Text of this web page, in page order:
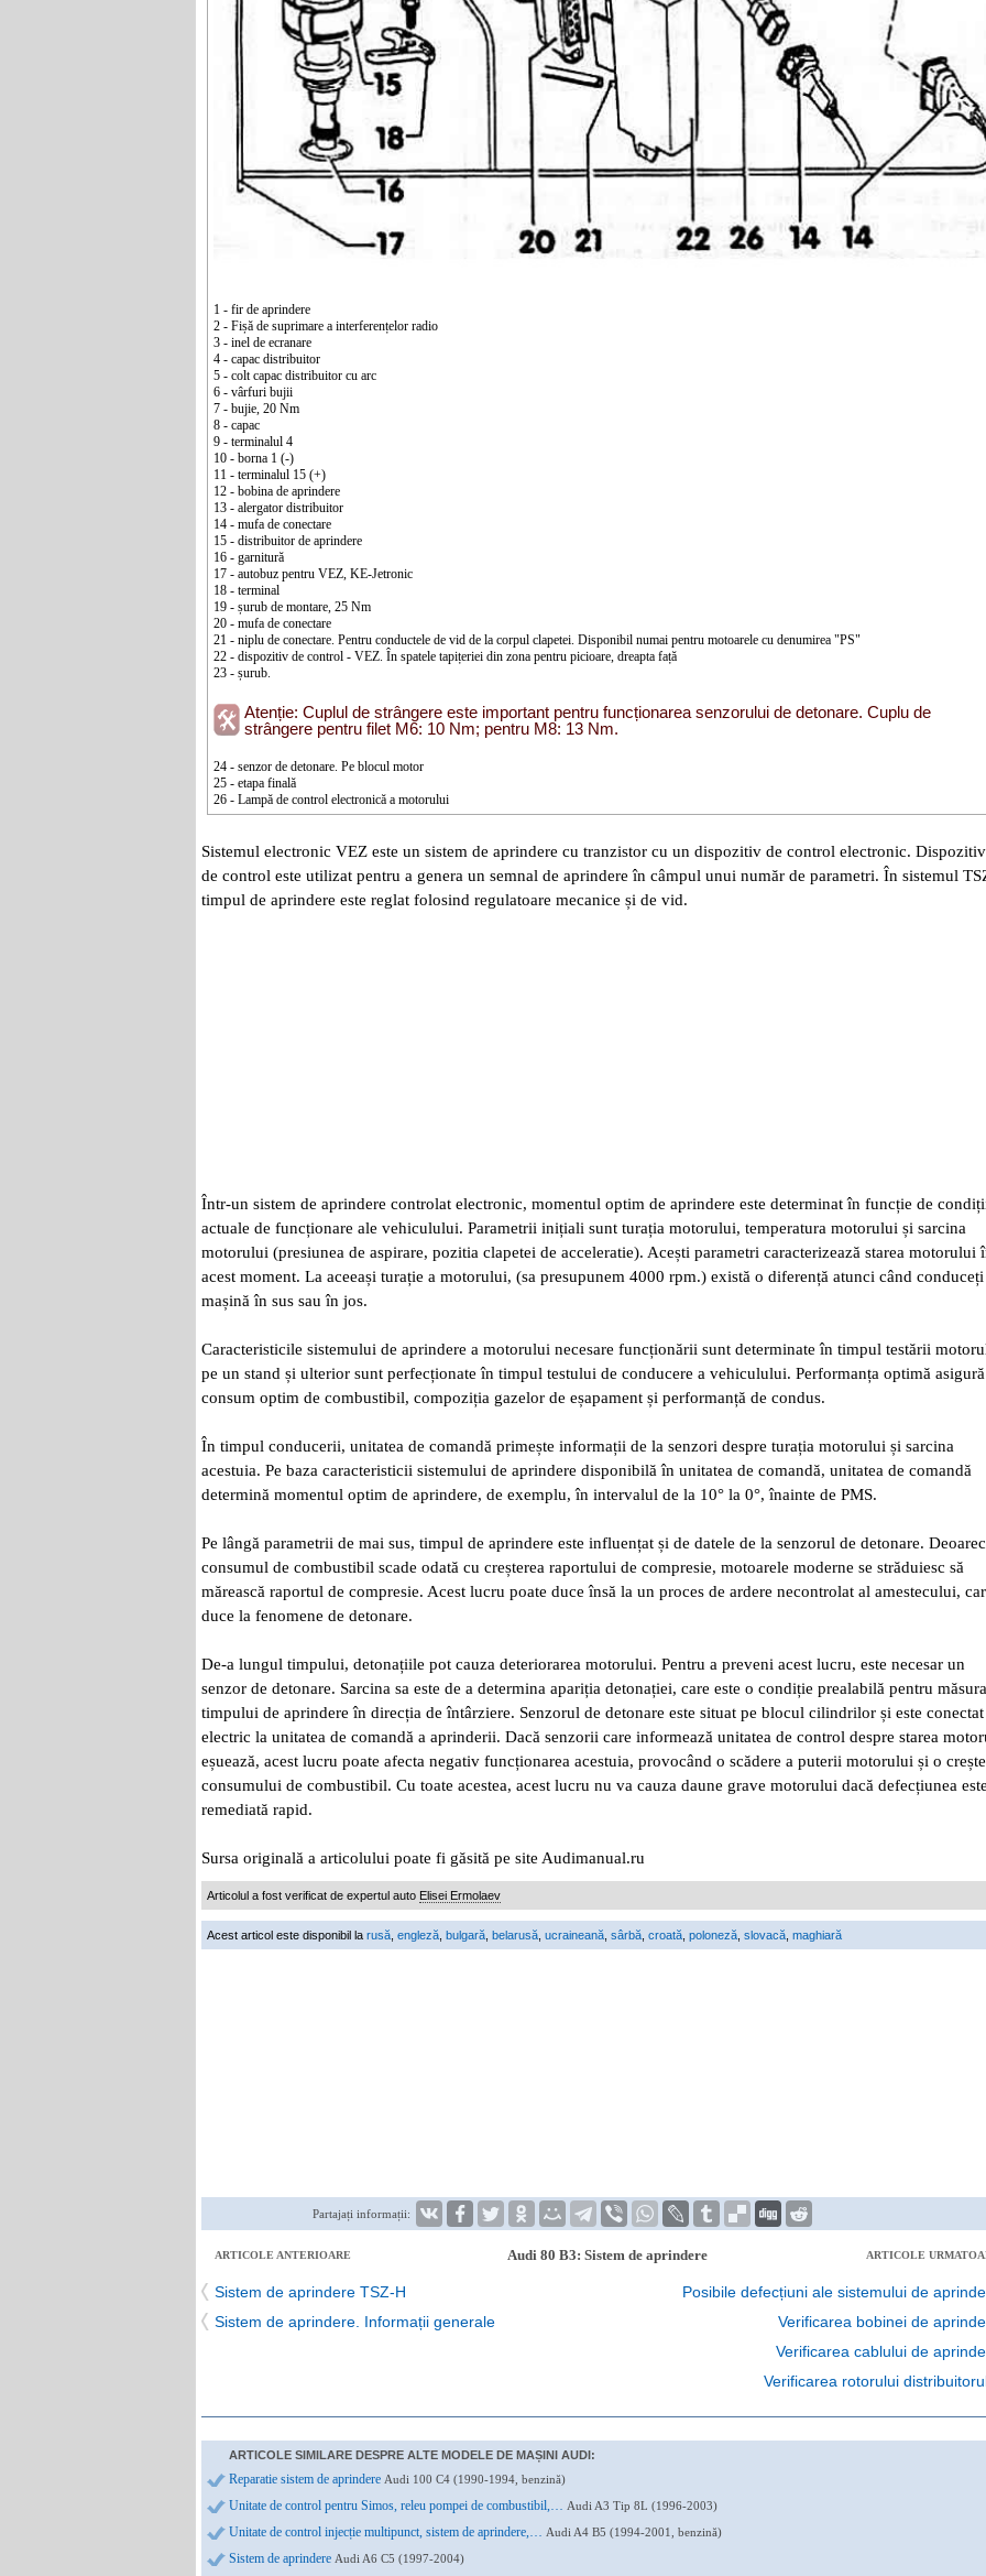
1 - fir de aprindere
2 - Fișă de suprimare a interferențelor radio
3 - inel de ecranare
4 - capac distribuitor
5 - colt capac distribuitor cu arc
6 - vârfuri bujii
7 - bujie, 20 Nm
8 - capac
9 - terminalul 4
10 - borna 1 (-)
11 - terminalul 15 (+)
12 - bobina de aprindere
13 - alergator distribuitor
14 - mufa de conectare
15 - distribuitor de aprindere
16 - garnitură
17 - autobuz pentru VEZ, KE-Jetronic
18 - terminal
19 - șurub de montare, 25 Nm
20 - mufa de conectare
21 - niplu de conectare. Pentru conductele de vid de la corpul clapetei. Disponibil numai pentru motoarele cu denumirea "PS"
22 - dispozitiv de control - VEZ. În spatele tapițeriei din zona pentru picioare, dreapta față
23 - șurub.
Atenție: Cuplul de strângere este important pentru funcționarea senzorului de detonare. Cuplu de
strângere pentru filet M6: 10 Nm; pentru M8: 13 Nm.
24 - senzor de detonare. Pe blocul motor
25 - etapa finală
26 - Lampă de control electronică a motorului
Sistemul electronic VEZ este un sistem de aprindere cu tranzistor cu un dispozitiv de control electronic.
de control este utilizat pentru a genera un semnal de aprindere în câmpul unui număr de parametri. În sistemul
timpul de aprindere este reglat folosind regulatoare mecanice și de vid.
Într-un sistem de aprindere controlat electronic, momentul optim de aprindere este determinat în funcție de
actuale de funcționare ale vehiculului. Parametrii inițiali sunt turația motorului, temperatura motorului și sarcina
motorului (presiunea de aspirare, pozitia clapetei de acceleratie). Acești parametri caracterizează starea motorului
acest moment. La aceeași turație a motorului, (sa presupunem 4000 rpm.) există o diferență atunci când conduceți
mașină în sus sau în jos.
Caracteristicile sistemului de aprindere a motorului necesare funcționării sunt determinate în timpul testării
pe un stand și ulterior sunt perfecționate în timpul testului de conducere a vehiculului. Performanța optimă
consum optim de combustibil, compoziția gazelor de eșapament și performanță de condus.
În timpul conducerii, unitatea de comandă primește informații de la senzori despre turația motorului și sarcina
acestuia. Pe baza caracteristicii sistemului de aprindere disponibilă în unitatea de comandă, unitatea de comandă
determină momentul optim de aprindere, de exemplu, în intervalul de la 10° la 0°, înainte de PMS.
Pe lângă parametrii de mai sus, timpul de aprindere este influențat și de datele de la senzorul de detonare.
consumul de combustibil scade odată cu creșterea raportului de compresie, motoarele moderne se străduiesc să
mărească raportul de compresie. Acest lucru poate duce însă la un proces de ardere necontrolat al amestecului,
duce la fenomene de detonare.
De-a lungul timpului, detonațiile pot cauza deteriorarea motorului. Pentru a preveni acest lucru, este necesar un
senzor de detonare. Sarcina sa este de a determina apariția detonației, care este o condiție prealabilă pentru
timpului de aprindere în direcția de întârziere. Senzorul de detonare este situat pe blocul cilindrilor și este conectat
electric la unitatea de comandă a aprinderii. Dacă senzorii care informează unitatea de control despre starea
eșuează, acest lucru poate afecta negativ funcționarea acestuia, provocând o scădere a puterii motorului și o
consumului de combustibil. Cu toate acestea, acest lucru nu va cauza daune grave motorului dacă defecțiunea este
remediată rapid.
Sursa originală a articolului poate fi găsită pe site Audimanual.ru
Articolul a fost verificat de expertul auto Elisei Ermolaev
Acest articol este disponibil la rusă, engleză, bulgară, belarusă, ucraineană, sârbă, croată, poloneză, slovacă, maghiară
Partajați informații:
ARTICOLE ANTERIOARE Audi 80 B3: Sistem de aprindere ARTICOLE
Sistem de aprindere TSZ-H
Sistem de aprindere. Informații generale
Posibile defecțiuni ale sistemului de
Verificarea bobinei de
Verificarea cablului de
Verificarea rotorului
ARTICOLE SIMILARE DESPRE ALTE MODELE DE MAȘINI AUDI:
Reparatie sistem de aprindere Audi 100 C4 (1990-1994, benzină)
Unitate de control pentru Simos, releu pompei de combustibil,… Audi A3 Tip 8L (1996-2003)
Unitate de control injecție multipunct, sistem de aprindere,… Audi A4 B5 (1994-2001, benzină)
Sistem de aprindere Audi A6 C5 (1997-2004)